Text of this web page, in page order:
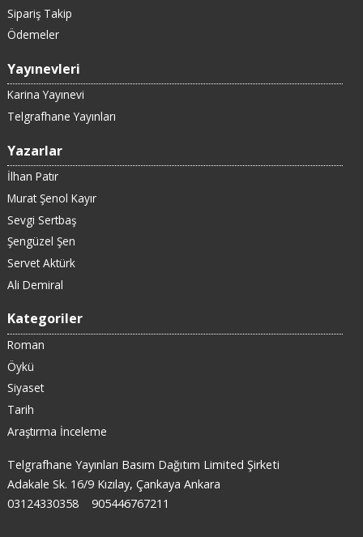
Sipariş Takip
Ödemeler
Yayınevleri
Karina Yayınevi
Telgrafhane Yayınları
Yazarlar
İlhan Patır
Murat Şenol Kayır
Sevgi Sertbaş
Şengüzel Şen
Servet Aktürk
Ali Demiral
Kategoriler
Roman
Öykü
Siyaset
Tarih
Araştırma İnceleme
Telgrafhane Yayınları Basım Dağıtım Limited Şirketi
Adakale Sk. 16/9 Kızılay, Çankaya Ankara
03124330358
905446767211